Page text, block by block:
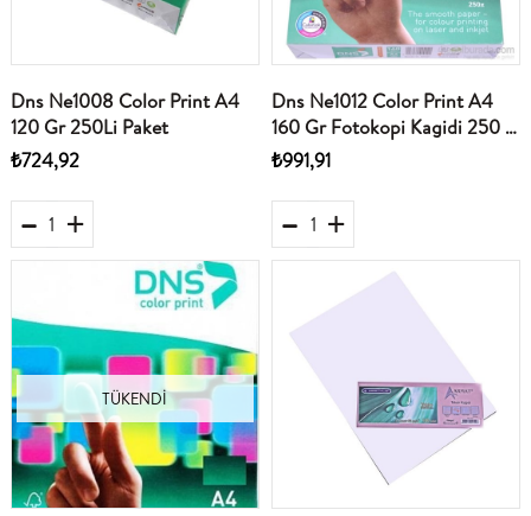
Dns Ne1008 Color Print A4
120 Gr 250Li Paket
₺724,92
Dns Ne1012 Color Print A4
160 Gr Fotokopi Kagidi 250 Li
Paket
₺991,91
TÜKENDI